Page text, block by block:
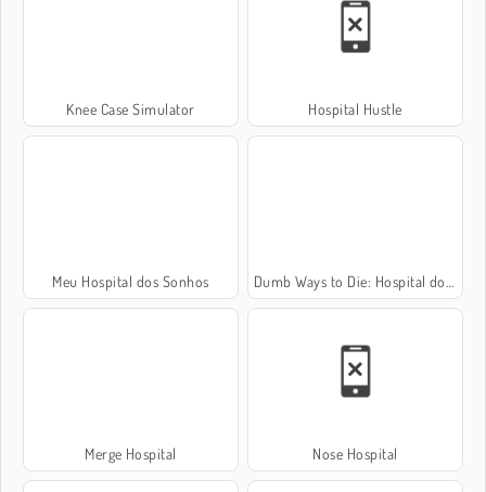
Knee Case Simulator Hospital Hustle
Meu Hospital dos Sonhos Dumb Ways to Die: Hospital do Zany
Merge Hospital Nose Hospital